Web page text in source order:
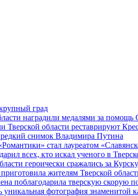
град
наградили медалями за
Тверской области реставрируют
редкий снимок Владимира Путина
стал лауреатом
всех, кто искал ученого в
героически сражались за
жителям Тверской
поблагодарила тверскую скорую
уникальная фотография знаменитой